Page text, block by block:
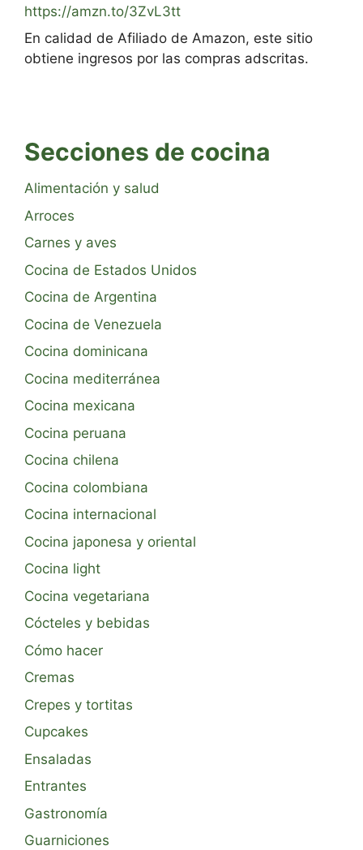
https://amzn.to/3ZvL3tt
En calidad de Afiliado de Amazon, este sitio
obtiene ingresos por las compras adscritas.
Secciones de cocina
Alimentación y salud
Arroces
Carnes y aves
Cocina de Estados Unidos
Cocina de Argentina
Cocina de Venezuela
Cocina dominicana
Cocina mediterránea
Cocina mexicana
Cocina peruana
Cocina chilena
Cocina colombiana
Cocina internacional
Cocina japonesa y oriental
Cocina light
Cocina vegetariana
Cócteles y bebidas
Cómo hacer
Cremas
Crepes y tortitas
Cupcakes
Ensaladas
Entrantes
Gastronomía
Guarniciones